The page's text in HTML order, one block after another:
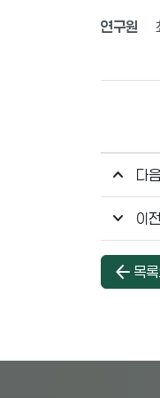
연구원
다
이
arrow_back 목